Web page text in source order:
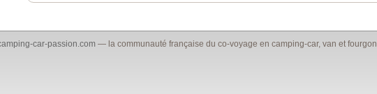
car-passion.com — la communauté française du co-voyage en camping-car, van et fourgon.